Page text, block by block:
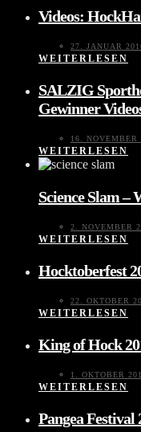
Videos:
27. JANUAR
WEITERLESEN
SALZIG
Gewinner
16. NOVEMBER
WEITERLESEN
Science Slam –
2. NOVEMBER
WEITERLESEN
Hocktoberfest
22. OKTOBER
WEITERLESEN
King of Hock
1. OKTOBER
WEITERLESEN
Pangea Festival